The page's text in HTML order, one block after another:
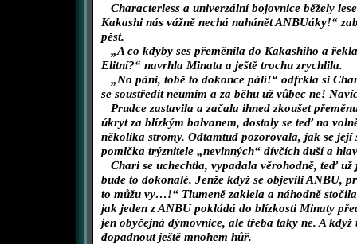
Characterless a univerzální bojovnice běžely
Kakashi nás vážně nechá nahánět ANBUáky!“
pěst.
„A co kdyby ses přeměnila do Kakashiho a
Elitní?“ navrhla Minata a ještě trochu zrychlila.
„No páni, tobě to dokonce pálí!“ odfrkla si
se soustředit neumim a za běhu už vůbec ne!
Prudce zastavila a začala ihned zkoušet
úkryt za blízkým balvanem, dostaly se teď na
několika stromy. Odtamtud pozorovala, jak se její
pomlčka trýznitele „nevinných“ dívčích duší a
Chari se uchechtla, vypadala věrohodně, teď
bude to dokonalé. Jenže když se objevili ANBU,
to můžu vy…!“ Tlumeně zaklela a náhodně
jak jeden z ANBU pokládá do blízkosti Minaty
jen obyčejná dýmovnice, ale třeba taky ne. A
dopadnout ještě mnohem hůř.